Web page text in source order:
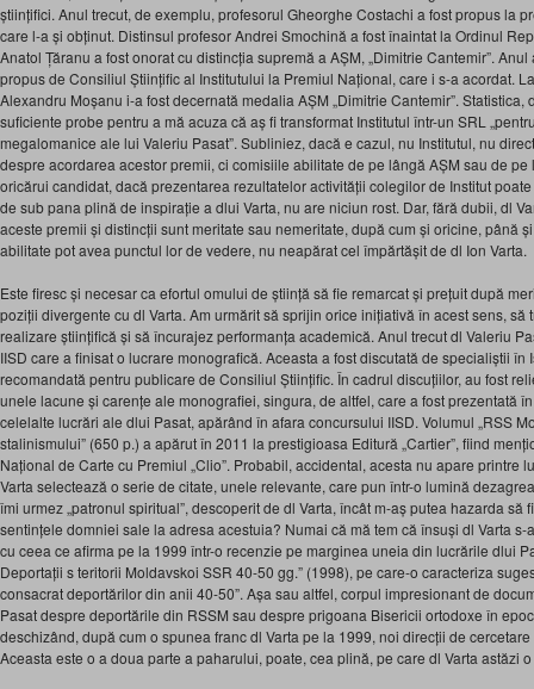
științifici. Anul trecut, de exemplu, profesorul Gheorghe Costachi a fost propus la
care l-a și obținut. Distinsul profesor Andrei Smochină a fost înaintat la Ordinul
Anatol Țăranu a fost onorat cu distincția supremă a AȘM, „Dimitrie Cantemir”.
propus de Consiliul Științific al Institutului la Premiul Național, care i s-a acordat.
Alexandru Moșanu i-a fost decernată medalia AȘM „Dimitrie Cantemir”. Statistica,
suficiente probe pentru a mă acuza că aș fi transformat Institutul într-un SRL
megalomanice ale lui Valeriu Pasat”. Subliniez, dacă e cazul, nu Institutul, nu
despre acordarea acestor premii, ci comisiile abilitate de pe lângă AȘM sau de pe
oricărui candidat, dacă prezentarea rezultatelor activității colegilor de Institut
de sub pana plină de inspirație a dlui Varta, nu are niciun rost. Dar, fără dubii, dl
aceste premii și distincții sunt meritate sau nemeritate, după cum și oricine, până
abilitate pot avea punctul lor de vedere, nu neapărat cel împărtășit de dl Ion Varta.
Este firesc și necesar ca efortul omului de știință să fie remarcat și prețuit după
poziții divergente cu dl Varta. Am urmărit să sprijin orice inițiativă în acest sens,
realizare științifică și să încurajez performanța academică. Anul trecut dl Valeriu
IISD care a finisat o lucrare monografică. Aceasta a fost discutată de specialiștii în
recomandată pentru publicare de Consiliul Științific. În cadrul discuțiilor, au fost
unele lacune și carențe ale monografiei, singura, de altfel, care a fost prezentată
celelalte lucrări ale dlui Pasat, apărând în afara concursului IISD. Volumul „RSS
stalinismului” (650 p.) a apărut în 2011 la prestigioasa Editură „Cartier”, fiind
Național de Carte cu Premiul „Clio”. Probabil, accidental, acesta nu apare printre
Varta selectează o serie de citate, unele relevante, care pun într-o lumină
îmi urmez „patronul spiritual”, descoperit de dl Varta, încât m-aș putea hazarda să
sentințele domniei sale la adresa acestuia? Numai că mă tem că însuși dl Varta
cu ceea ce afirma pe la 1999 într-o recenzie pe marginea uneia din lucrările dlui
Deportații s teritorii Moldavskoi SSR 40-50 gg.” (1998), pe care-o caracteriza
consacrat deportărilor din anii 40-50”. Așa sau altfel, corpul impresionant de
Pasat despre deportările din RSSM sau despre prigoana Bisericii ortodoxe în
deschizând, după cum o spunea franc dl Varta pe la 1999, noi direcții de
Aceasta este o a doua parte a paharului, poate, cea plină, pe care dl Varta astăzi